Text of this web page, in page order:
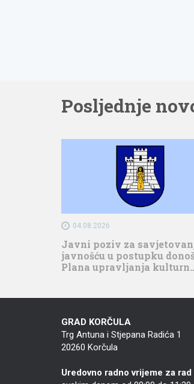
Posljednje
04.08.2026
Javni poziv za
javnošću u postupku
Plana upravljanja
GRAD KORČULA
Trg Antuna i Stjepana Radića 1
20260 Korčula
Uredovno radno vrijeme za rad